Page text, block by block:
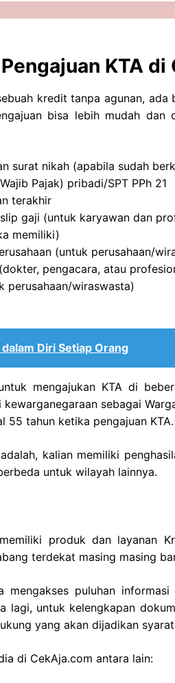
KTA di
kredit tanpa agunan,
bisa lebih mudah dan
surat nikah (apabila sudah
Pajak) pribadi/SPT PPh 21
terakhir
gaji (untuk karyawan dan
memiliki)
(untuk perusahaan/
pengacara, atau
perusahaan/wiraswasta)
Diri Setiap Orang
mengajukan KTA di
sebagai
55 tahun ketika pengajuan KTA.
kalian memiliki
untuk wilayah lainnya.
produk dan layanan
terdekat masing masing
mengakses puluhan
lagi, untuk kelengkapan
yang akan dijadikan syarat
di CekAja.com antara lain: